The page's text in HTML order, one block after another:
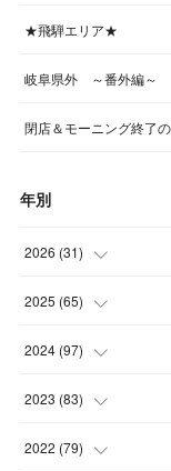
★飛騨エリア★
岐阜県外 ～番外編～
閉店＆モーニング終了
年別
2026 (31)
(4
(4
(5
(4
2025 (65)
(5
(6
(6
2024 (97)
(5
(7
2023 (83)
(6
2022 (79)